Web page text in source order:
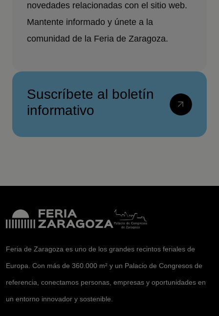
novedades relacionadas con el sitio web.
Mantente informado y únete a la
comunidad de la Feria de Zaragoza.
Suscríbete al boletín
informativo
Feria de Zaragoza es uno de los grandes recintos feriales de
Europa. Con más de 360.000 m² y un Palacio de Congresos de
referencia, conectamos personas, empresas y oportunidades en
un entorno innovador y sostenible.